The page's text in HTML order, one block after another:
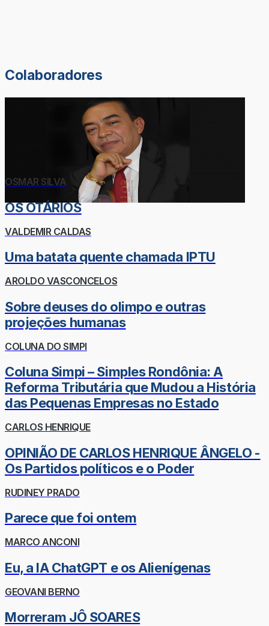
Colaboradores
OSMAR SILVA
OS OTÁRIOS
VALDEMIR CALDAS
Uma batata quente chamada IPTU
AROLDO VASCONCELOS
Sobre deuses do olimpo e outras
projeções humanas
COLUNA DO SIMPI
Coluna Simpi – Simples Rondônia: A
Reforma Tributária que Mudou a História
das Pequenas Empresas no Estado
CARLOS HENRIQUE
OPINIÃO DE CARLOS HENRIQUE ÂNGELO -
Os Partidos políticos e o Poder
RUDINEY PRADO
Parece que foi ontem
MARCO ANCONI
Eu, a IA ChatGPT e os Alienígenas
GEOVANI BERNO
Morreram JÔ SOARES